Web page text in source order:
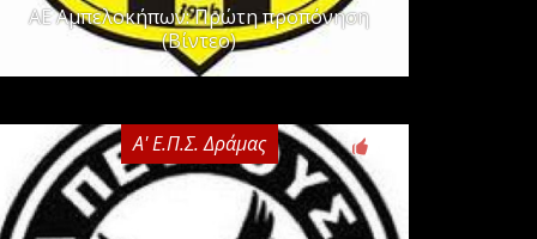
ΑΕ Αμπελοκήπων: Πρώτη προπόνηση
(Βίντεο)
Α' Ε.Π.Σ. Δράμας